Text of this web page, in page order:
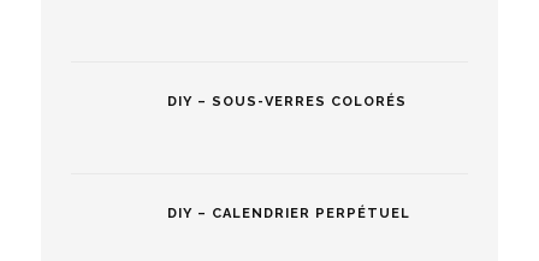
DIY – SOUS-VERRES COLORÉS
DIY – CALENDRIER PERPÉTUEL